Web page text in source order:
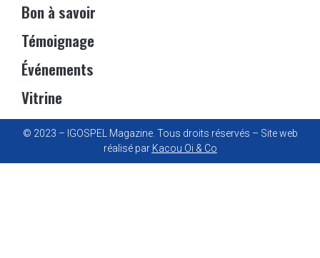
Bon à savoir
Témoignage
Événements
Vitrine
© 2023 – IGOSPEL Magazine. Tous droits réservés – Site web
réalisé par Kacou Oi & Co